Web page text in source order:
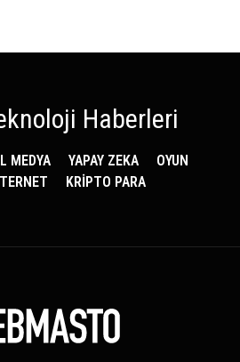
Haberleri
MEDYA YAPAY ZEKA
OYUN
KRİPTO PARA